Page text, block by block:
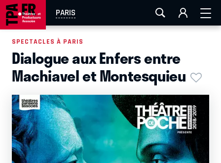
PARIS
AIX-MARSEILLE LA ROCHELLE
EN TOURNÉE
SPECTACLES À PARIS
Dialogue aux Enfers entre
Machiavel et Montesquieu